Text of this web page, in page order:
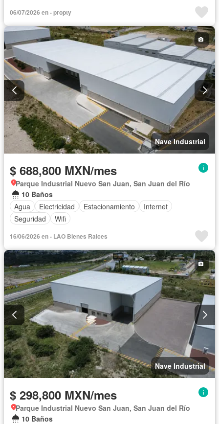
06/07/2026 en - propty
Nave Industrial
$ 688,800 MXN/mes
Parque Industrial Nuevo San Juan, San Juan del Río
10 Baños
Agua
Electricidad Estacionamiento
Internet
Seguridad
Wifi
16/06/2026 en - LAO Bienes Raíces
Nave Industrial
$ 298,800 MXN/mes
Parque Industrial Nuevo San Juan, San Juan del Río
10 Baños